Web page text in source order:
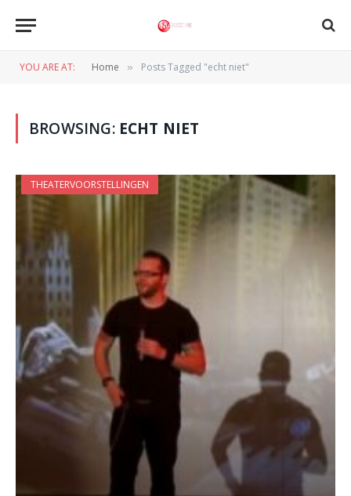
YOU ARE AT: Home » Posts Tagged "echt niet"
BROWSING: ECHT NIET
THEATERVOORSTELLINGEN